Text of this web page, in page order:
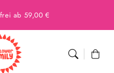
ab 59,00 €